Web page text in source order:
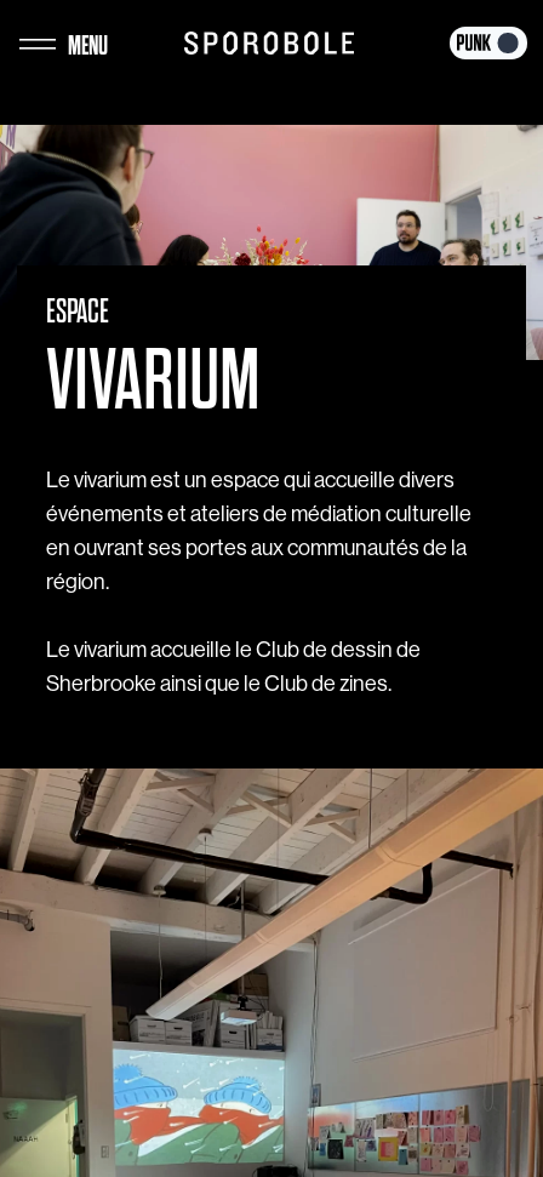
au
MENU
ESPACE
VIVARIUM
Le vivarium est un espace qui accueille divers
événements et ateliers de médiation culturelle
en ouvrant ses portes aux communautés de la
région.
Le vivarium accueille le Club de dessin de
Sherbrooke ainsi que le Club de zines.